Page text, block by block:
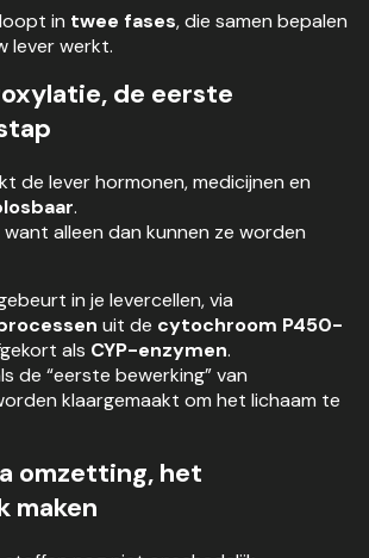
in twee fases, die samen bepalen
lever werkt.
de eerste
de lever hormonen, medicijnen en
.
alleen dan kunnen ze worden
in je levercellen, via
uit de cytochroom P450-
als CYP-enzymen.
de “eerste bewerking” van
klaargemaakt om het lichaam te
omzetting, het
maken